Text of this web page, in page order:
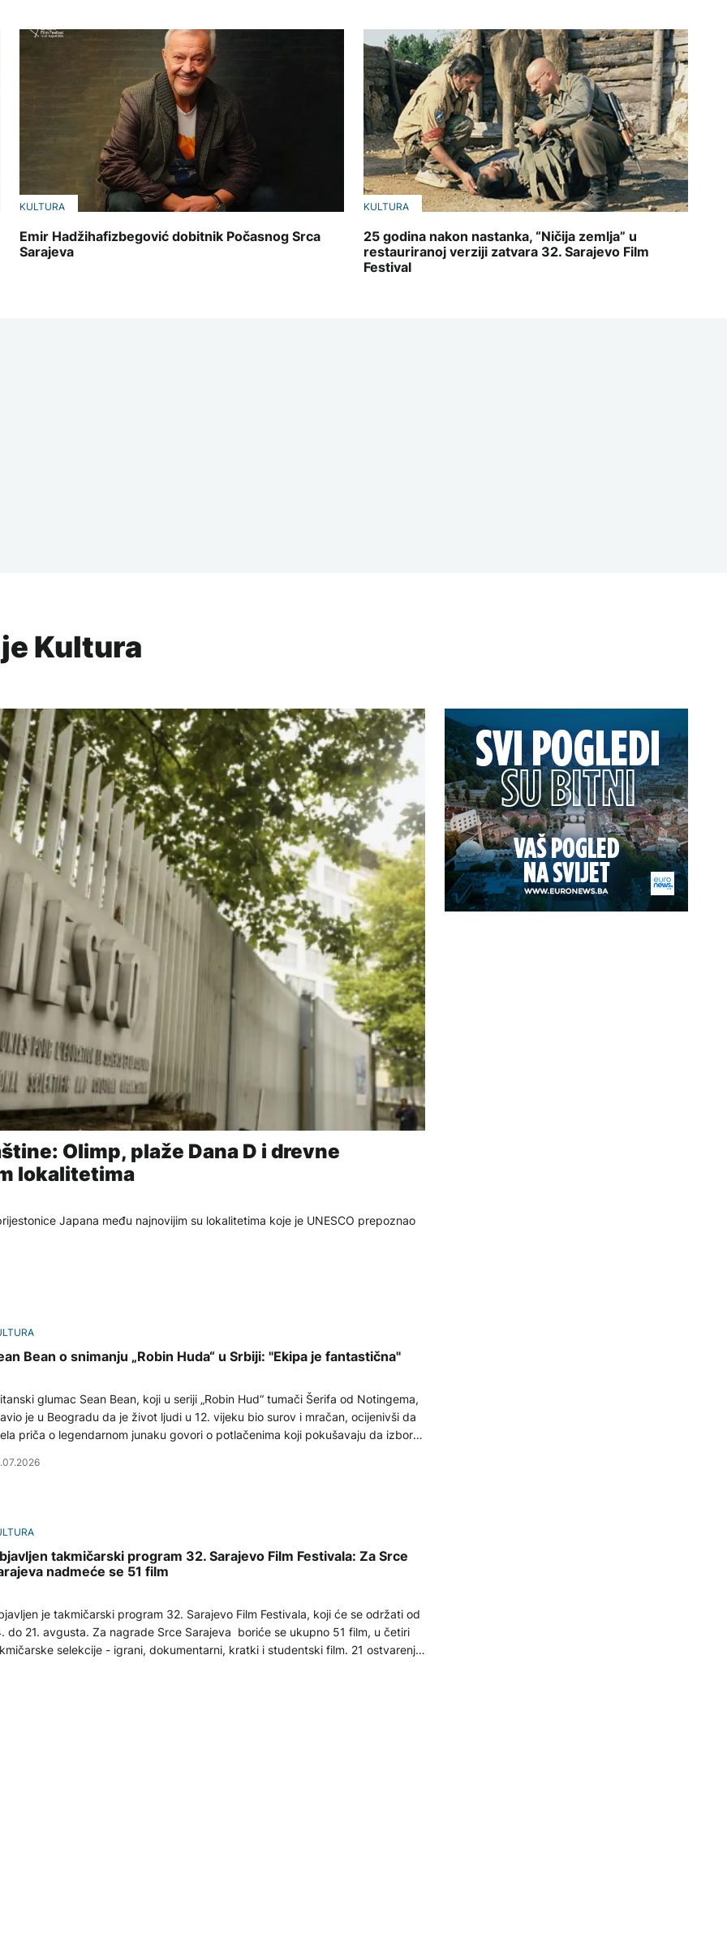
KULTURA
Emir Hadžihafizbegović dobitnik Počasnog Srca
Sarajeva
KULTURA
25 godina nakon nastanka, “Ničija zemlja” u
restauriranoj verziji zatvara 32. Sarajevo Film
Festival
Kultura
Olimp, plaže Dana D i drevne
lokalitetima
Japana među najnovijim su lokalitetima koje je UNESCO prepoznao
Bean o snimanju „Robin Huda“ u Srbiji: "Ekipa je fantastična"
glumac Sean Bean, koji u seriji „Robin Hud“ tumači Šerifa od Notingema,
je u Beogradu da je život ljudi u 12. vijeku bio surov i mračan, ocijenivši da
priča o legendarnom junaku govori o potlačenima koji pokušavaju da izbore
takmičarski program 32. Sarajevo Film Festivala: Za Srce
nadmeće se 51 film
je takmičarski program 32. Sarajevo Film Festivala, koji će se održati od
do 21. avgusta. Za nagrade Srce Sarajeva boriće se ukupno 51 film, u četiri
selekcije - igrani, dokumentarni, kratki i studentski film. 21 ostvarenje